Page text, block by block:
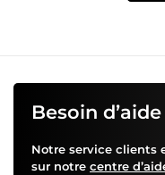
Besoin d’aide
Notre service clients
sur notre centre